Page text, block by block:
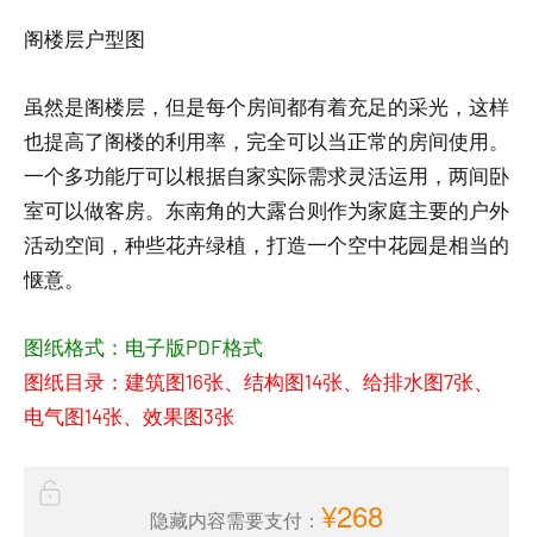
阁楼层户型图
虽然是阁楼层，但是每个房间都有着充足的采光，这样
也提高了阁楼的利用率，完全可以当正常的房间使用。
一个多功能厅可以根据自家实际需求灵活运用，两间卧
室可以做客房。东南角的大露台则作为家庭主要的户外
活动空间，种些花卉绿植，打造一个空中花园是相当的
惬意。
图纸格式：电子版PDF格式
图纸目录：建筑图16张、结构图14张、给排水图7张、
电气图14张、效果图3张
隐藏内容需要支付： ¥268